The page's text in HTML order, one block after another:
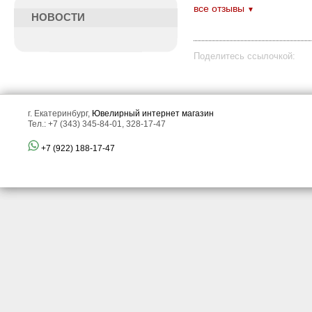
НОВОСТИ
все отзывы ▼
Поделитесь ссылочкой:
г. Екатеринбург, Ювелирный интернет магазин
Тел.: +7 (343) 345-84-01, 328-17-47
+7 (922) 188-17-47